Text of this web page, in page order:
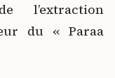
l’extraction
du « Paraa